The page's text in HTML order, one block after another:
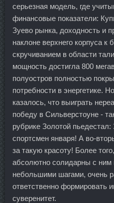
серьезная модель, где
финансовые показатели:
Зуево рынка, доходность и
наклоне верхнего корпуса
скручиванием в области
мощность достигла 800
полуостров полностью
потребности в энергетике.
казалось, что выиграть
победу в Сильверстоуне -
рубрике Золотой
спортсмен января! А во-
за такую красоту! Более
абсолютно солидарны с ним
небольшими шагами, очень
ответственно формировать
суверенитет.